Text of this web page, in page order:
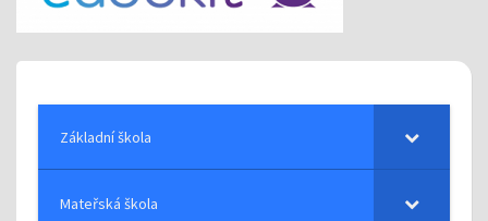
Základní škola
Mateřská škola